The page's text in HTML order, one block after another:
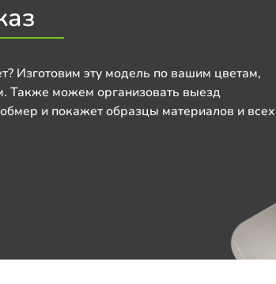
Изготовим эту модель по вашим цветам,
Также можем организовать выезд
и покажет образцы материалов и всех